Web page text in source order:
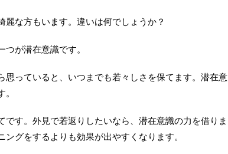
な方もいます。違いは何でしょうか？
が潜在意識です。
思っていると、いつまでも若々しさを保てます。潜在意
です。外見で若返りしたいなら、潜在意識の力を借りま
グをするよりも効果が出やすくなります。